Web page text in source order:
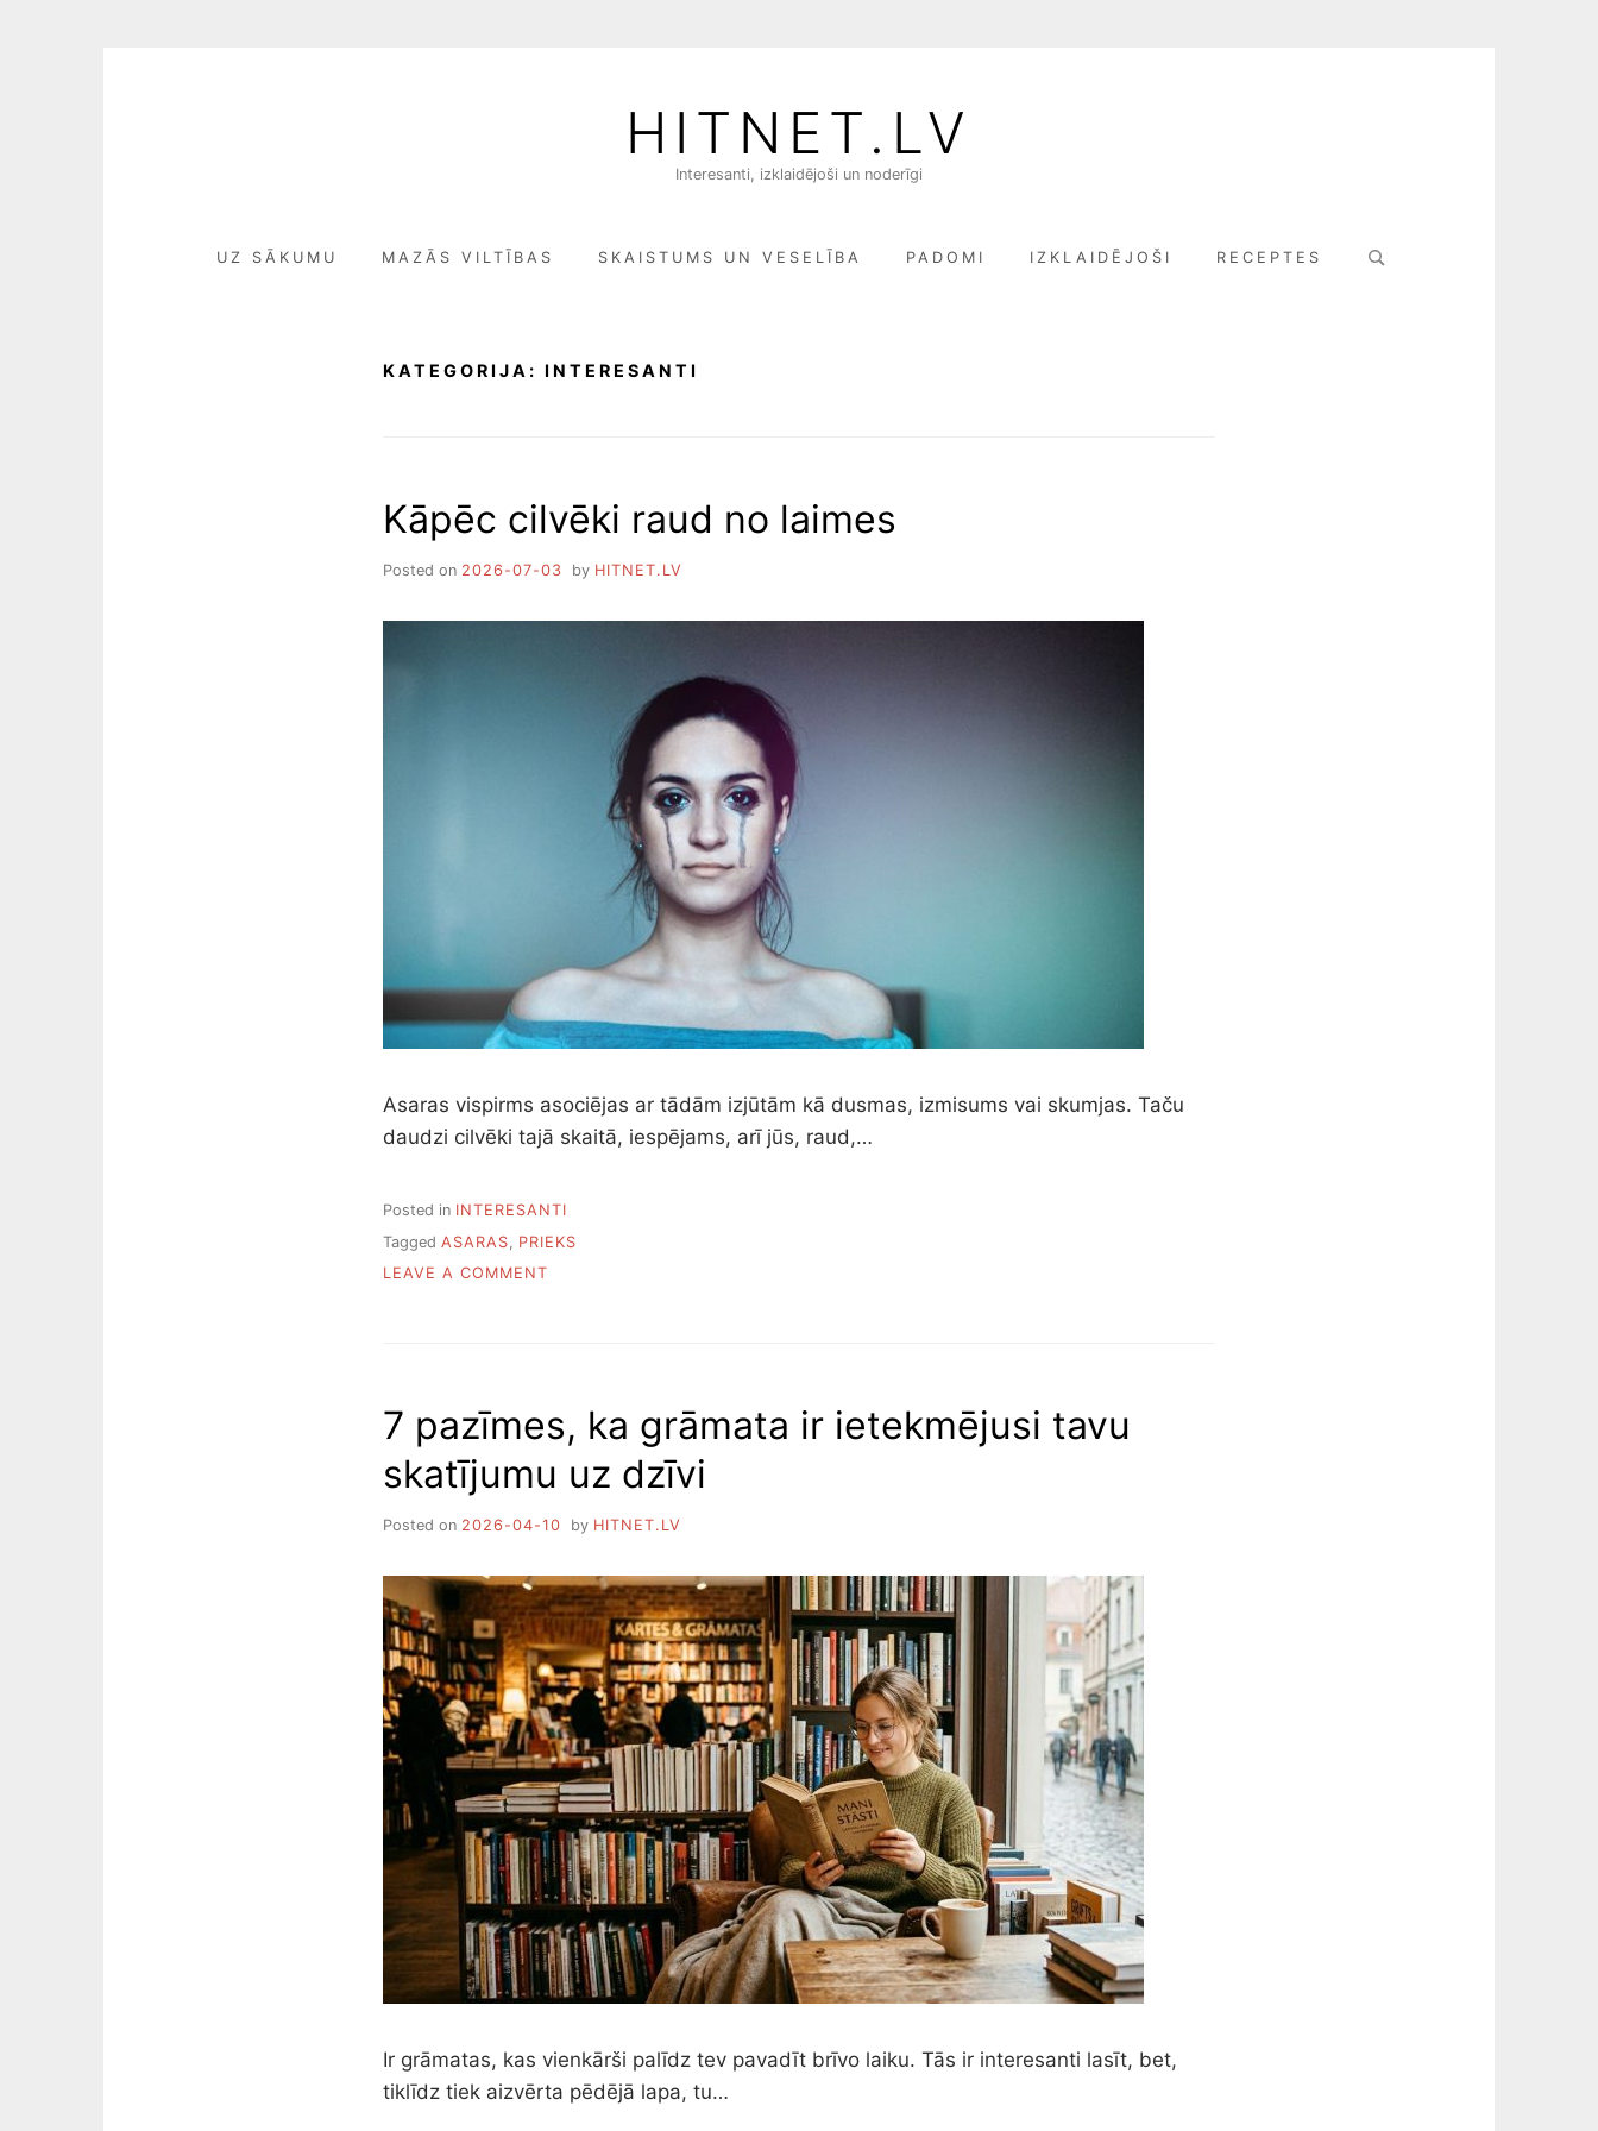
HITNET.LV
Interesanti, izklaidējoši un noderīgi
UZ SĀKUMU MAZĀS VILTĪBAS SKAISTUMS UN VESELĪBA PADOMI IZKLAIDĒJOŠI RECEPTES
Search
KATEGORIJA: INTERESANTI
Kāpēc cilvēki raud no laimes
Posted on 2026-07-03 by HITNET.LV
Asaras vispirms asociējas ar tādām izjūtām kā dusmas, izmisums vai skumjas. Taču
daudzi cilvēki tajā skaitā, iespējams, arī jūs, raud,…
Posted in INTERESANTI
Tagged ASARAS
PRIEKS
LEAVE A COMMENT
7 pazīmes, ka grāmata ir ietekmējusi tavu
skatījumu uz dzīvi
Posted on 2026-04-10 by HITNET.LV
Ir grāmatas, kas vienkārši palīdz tev pavadīt brīvo laiku. Tās ir interesanti lasīt, bet,
tiklīdz tiek aizvērta pēdējā lapa, tu…